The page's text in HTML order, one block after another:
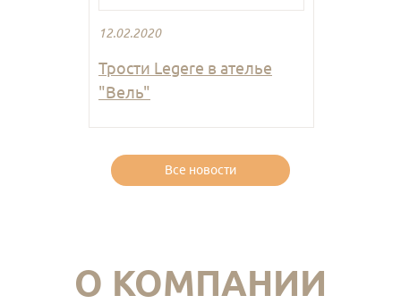
12.02.2020
Трости Legere в ателье
"Вель"
Все новости
О КОМПАНИИ